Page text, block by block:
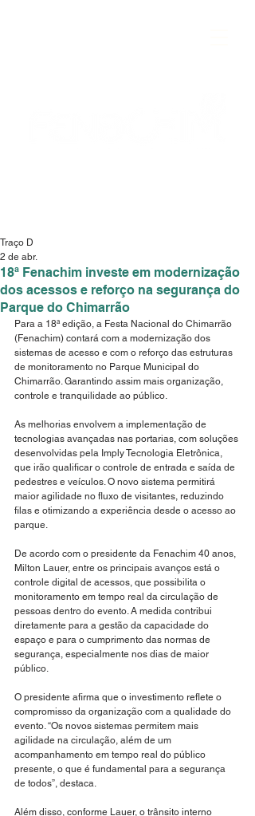
18ª Fenachim investe em modernização
dos acessos e reforço na segurança do
Parque do Chimarrão
Traço D
2 de abr.
Para a 18ª edição, a Festa Nacional do Chimarrão
(Fenachim) contará com a modernização dos
sistemas de acesso e com o reforço das estruturas
de monitoramento no Parque Municipal do
Chimarrão. Garantindo assim mais organização,
controle e tranquilidade ao público.
As melhorias envolvem a implementação de
tecnologias avançadas nas portarias, com soluções
desenvolvidas pela Imply Tecnologia Eletrônica,
que irão qualificar o controle de entrada e saída de
pedestres e veículos. O novo sistema permitirá
maior agilidade no fluxo de visitantes, reduzindo
filas e otimizando a experiência desde o acesso ao
parque.
De acordo com o presidente da Fenachim 40 anos,
Milton Lauer, entre os principais avanços está o
controle digital de acessos, que possibilita o
monitoramento em tempo real da circulação de
pessoas dentro do evento. A medida contribui
diretamente para a gestão da capacidade do
espaço e para o cumprimento das normas de
segurança, especialmente nos dias de maior
público.
O presidente afirma que o investimento reflete o
compromisso da organização com a qualidade do
evento. “Os novos sistemas permitem mais
agilidade na circulação, além de um
acompanhamento em tempo real do público
presente, o que é fundamental para a segurança
de todos”, destaca.
Além disso, conforme Lauer, o trânsito interno